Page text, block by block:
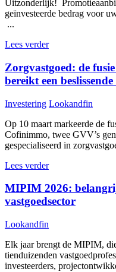
Uitzonderlijk!
geïnvesteerde bedrag voor
...
Lees verder
Zorgvastgoed: de
bereikt een beslissende
Investering Lookandfin
Op 10 maart markeerde de
Cofinimmo, twee GVV’s
gespecialiseerd in
Lees verder
MIPIM 2026:
vastgoedsector
Lookandfin
Elk jaar brengt de MIPIM,
tienduizenden
investeerders,